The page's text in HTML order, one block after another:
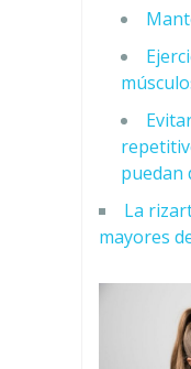
puedan
La
mayores